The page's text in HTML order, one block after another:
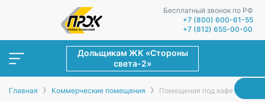
Бесплатный звонок по РФ
+7 (800) 600-61-55
+7 (812) 655-00-00
Дольщикам ЖК «Стороны
света-2»
Главная › Коммерческие помещения › Помещения под кафе